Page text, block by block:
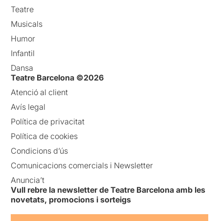
Teatre
Musicals
Humor
Infantil
Dansa
Teatre Barcelona ©2026
Atenció al client
Avís legal
Política de privacitat
Política de cookies
Condicions d’ús
Comunicacions comercials i Newsletter
Anuncia’t
Vull rebre la newsletter de Teatre Barcelona amb les
novetats, promocions i sorteigs